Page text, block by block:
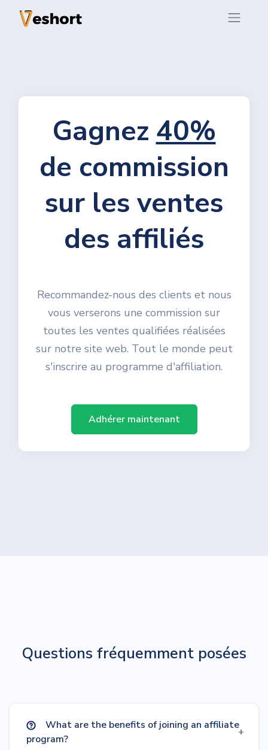
Gagnez 40%
de commission
sur les ventes
des affiliés
Recommandez-nous des clients et nous
vous verserons une commission sur
toutes les ventes qualifiées réalisées
sur notre site web. Tout le monde peut
s'inscrire au programme d'affiliation.
Adhérer maintenant
Questions fréquemment posées
What are the benefits of joining an affiliate
program?